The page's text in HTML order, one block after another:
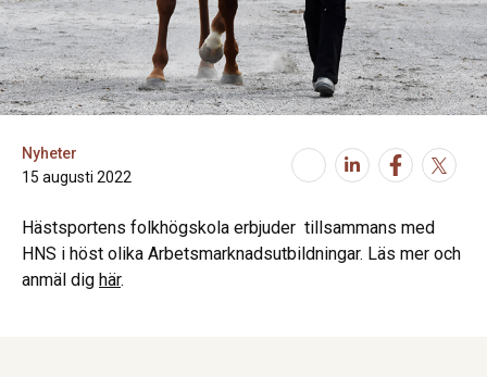
Nyheter
15 augusti 2022
Hästsportens folkhögskola erbjuder tillsammans med
HNS i höst olika Arbetsmarknadsutbildningar. Läs mer och
anmäl dig här.